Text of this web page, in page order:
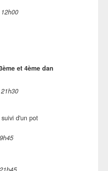
12h00
et 4ème dan
21h30
d'un pot